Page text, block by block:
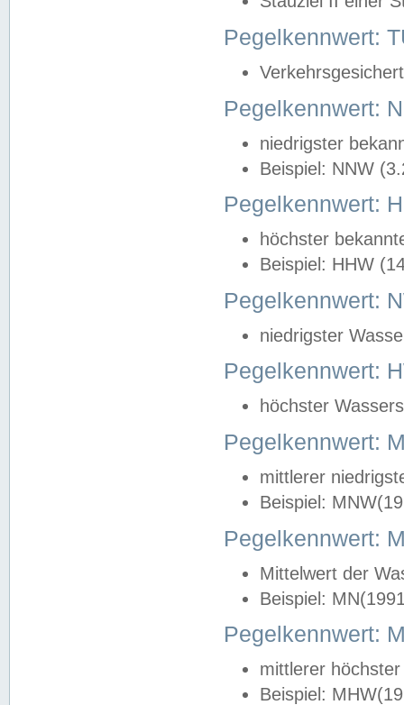
Pegelkennwert:
Pegelkennwert:
niedrigster
Beispiel: NNW
Pegelkennwert:
höchster
Beispiel: HHW
Pegelkennwert:
niedrigster
Pegelkennwert:
höchster
Pegelkennwert:
mittlerer
Beispiel:
Pegelkennwert:
Mittelwert der
Beispiel:
Pegelkennwert:
mittlerer
Beispiel: